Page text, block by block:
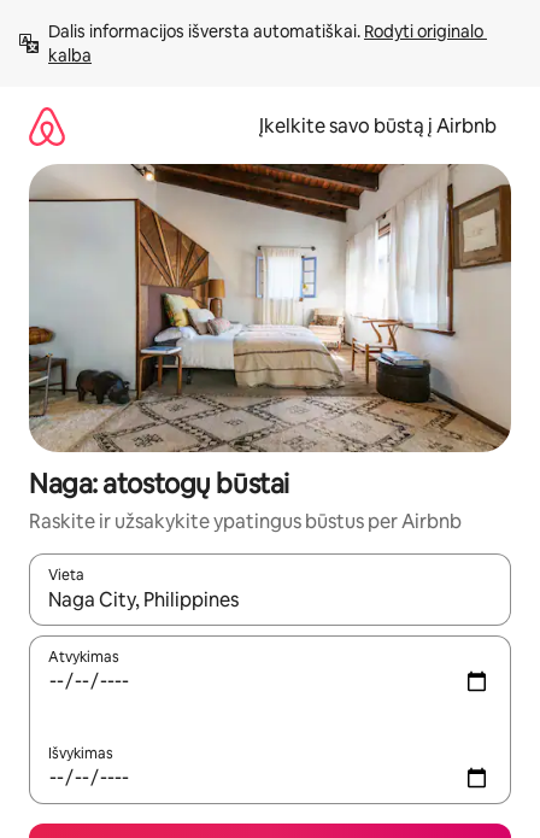
prie
turinio
Dalis informacijos išversta automatiškai. Rodyti originalo
kalba
Įkelkite savo būstą į Airbnb
Naga: atostogų būstai
Raskite ir užsakykite ypatingus būstus per Airbnb
Vieta
Kai pasirodys paieškos rezultatai, juos naršyti galite
Atvykimas
Išvykimas